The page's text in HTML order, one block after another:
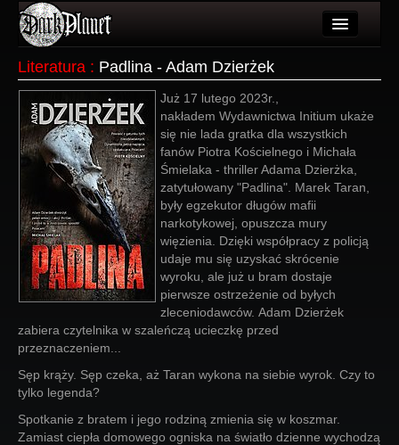
Użytkownicy
Wydarzenia
Galeria
Forum
Więcej
Login
Literatura : Padlina - Adam Dzierżek
Już 17 lutego 2023r.,
nakładem Wydawnictwa Initium ukaże
się nie lada gratka dla wszystkich
fanów Piotra Kościelnego i Michała
Śmielaka - thriller Adama Dzierżka,
zatytułowany "Padlina". Marek Taran,
były egzekutor długów mafii
narkotykowej, opuszcza mury
więzienia. Dzięki współpracy z policją
udaje mu się uzyskać skrócenie
wyroku, ale już u bram dostaje
pierwsze ostrzeżenie od byłych
zleceniodawców. Adam Dzierżek
zabiera czytelnika w szaleńczą ucieczkę przed
przeznaczeniem...
Sęp krąży. Sęp czeka, aż Taran wykona na siebie wyrok. Czy to
tylko legenda?
Spotkanie z bratem i jego rodziną zmienia się w koszmar.
Zamiast ciepła domowego ogniska na światło dzienne wychodzą